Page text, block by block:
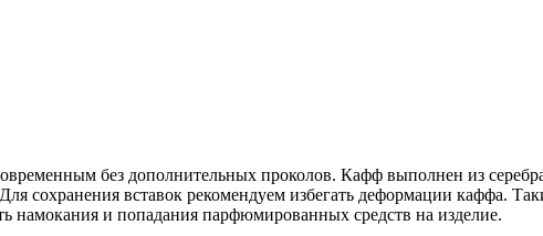
без дополнительных проколов. Кафф выполнен из
сохранения вставок рекомендуем избегать деформации каффа.
намокания и попадания парфюмированных средств на изделие.